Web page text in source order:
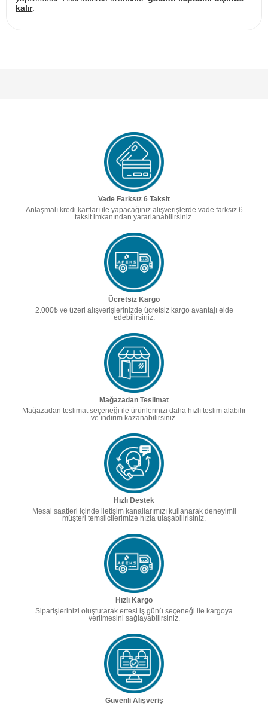
kalır.
Vade Farksız 6 Taksit
Anlaşmalı kredi kartları ile yapacağınız alışverişlerde vade farksız 6
taksit imkanından yararlanabilirsiniz.
Ücretsiz Kargo
2.000₺ ve üzeri alışverişlerinizde ücretsiz kargo avantajı elde
edebilirsiniz.
Mağazadan Teslimat
Mağazadan teslimat seçeneği ile ürünlerinizi daha hızlı teslim alabilir
ve indirim kazanabilirsiniz.
Hızlı Destek
Mesai saatleri içinde iletişim kanallarımızı kullanarak deneyimli
müşteri temsilcilerimize hızla ulaşabilirisiniz.
Hızlı Kargo
Siparişlerinizi oluşturarak ertesi iş günü seçeneği ile kargoya
verilmesini sağlayabilirsiniz.
Güvenli Alışveriş